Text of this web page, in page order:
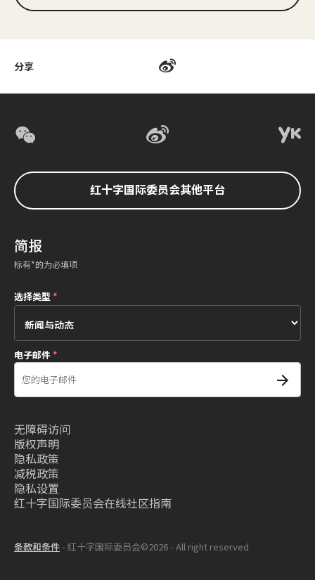
分享
红十字国际委员会其他平台
简报
标有*的为必填项
选择类型 *
电子邮件*
无障碍访问
版权声明
隐私政策
减税政策
隐私设置
红十字国际委员会在线社区指南
条款和条件- 红十字国际委员会©2026 - All right reserved